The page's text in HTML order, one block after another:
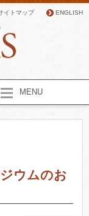
イトマップ ENGLISH
MENU
ウムのお